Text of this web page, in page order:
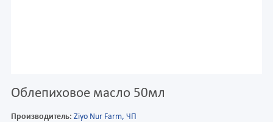
Облепиховое масло 50мл
Производитель: Ziyo Nur Farm, ЧП